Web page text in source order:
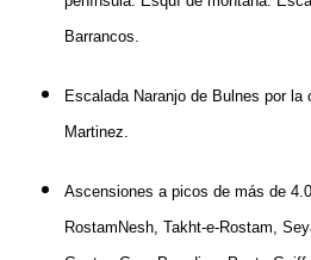
Barrancos.
Escalada Naranjo de Bulnes por
Martinez.
Ascensiones a picos de más de
RostamNesh, Takht-e-Rostam,